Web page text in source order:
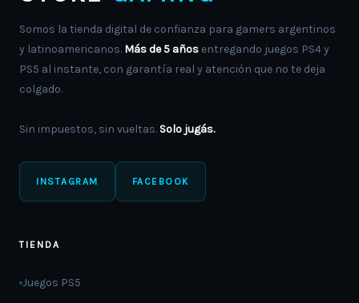
Somos la tienda digital de confianza para gamers argentinos
y latinoamericanos. Más de 5 años entregando juegos PS4 y
PS5 al instante, con garantía real y atención que no te deja
colgado.
Sin impuestos, sin vueltas. Solo jugás.
INSTAGRAM FACEBOOK
TIENDA
Juegos PS5